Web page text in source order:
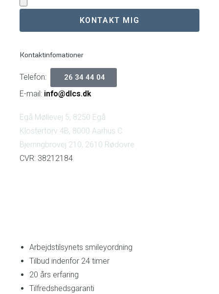
KONTAKT MIG
Kontaktinfomationer
Telefon: 26 34 44 04
E-mail: info@dlcs.dk
Egå Møllevej 5, 8250 Egå
Klostertorv 4B, 8000 Aarhus C
Bjerringbrovej 210, 2610 Rødovre
CVR: 38212184
Arbejdstilsynets smileyordning
Tilbud indenfor 24 timer
20 års erfaring
Tilfredshedsgaranti